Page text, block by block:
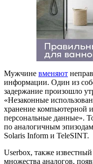
Мужчине вменяют
информации. Один из
задержание произошло
«Незаконные
хранение компьютерной
персональные данные».
по аналогичным
Solaris Inform и TeleSINT.
Userbox, также
множества аналогов,